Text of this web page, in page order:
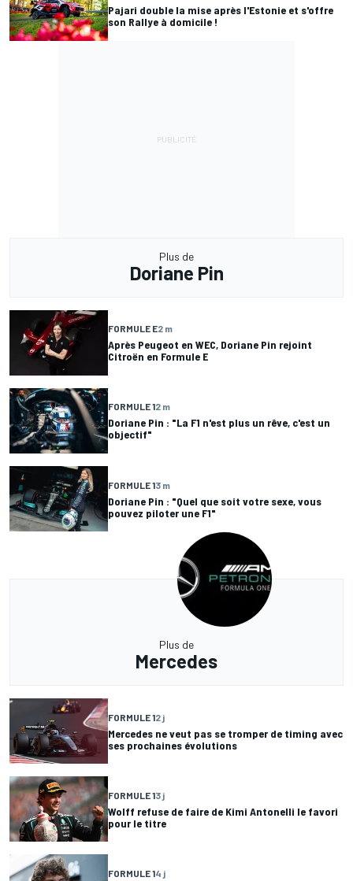
Pajari double la mise après l'Estonie et s'offre
son Rallye à domicile !
Plus de
Doriane Pin
FORMULE E2 m
Après Peugeot en WEC, Doriane Pin rejoint
Citroën en Formule E
FORMULE 12 m
Doriane Pin : "La F1 n'est plus un rêve, c'est un
objectif"
FORMULE 13 m
Doriane Pin : "Quel que soit votre sexe, vous
pouvez piloter une F1"
Plus de
Mercedes
FORMULE 12 j
Mercedes ne veut pas se tromper de timing avec
ses prochaines évolutions
FORMULE 13 j
Wolff refuse de faire de Kimi Antonelli le favori
pour le titre
FORMULE 14 j